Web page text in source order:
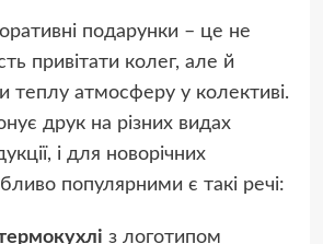
подарунки – це не
привітати колег, але й
теплу атмосферу у колективі.
друк на різних видах
і для новорічних
популярними є такі речі:
з логотипом